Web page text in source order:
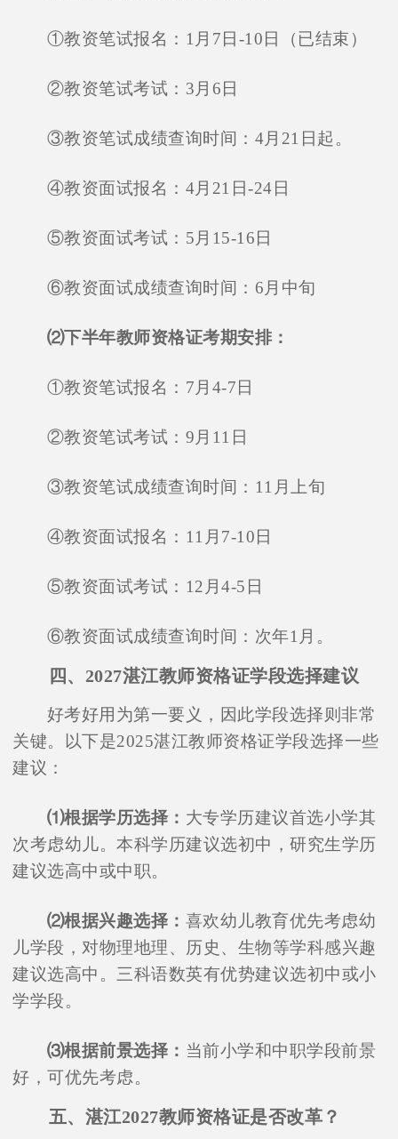
①教资笔试报名：1月7日-10日（已结束）
②教资笔试考试：3月6日
③教资笔试成绩查询时间：4月21日起。
④教资面试报名：4月21日-24日
⑤教资面试考试：5月15-16日
⑥教资面试成绩查询时间：6月中旬
⑵下半年教师资格证考期安排：
①教资笔试报名：7月4-7日
②教资笔试考试：9月11日
③教资笔试成绩查询时间：11月上旬
④教资面试报名：11月7-10日
⑤教资面试考试：12月4-5日
⑥教资面试成绩查询时间：次年1月。
四、2027湛江教师资格证学段选择建议
好考好用为第一要义，因此学段选择则非常
关键。以下是2025湛江教师资格证学段选择一些
建议：
⑴根据学历选择： 大专学历建议首选小学其
次考虑幼儿。本科学历建议选初中，研究生学历
建议选高中或中职。
⑵根据兴趣选择： 喜欢幼儿教育优先考虑幼
儿学段，对物理地理、历史、生物等学科感兴趣
建议选高中。三科语数英有优势建议选初中或小
学学段。
⑶根据前景选择： 当前小学和中职学段前景
好，可优先考虑。
五、湛江2027教师资格证是否改革？